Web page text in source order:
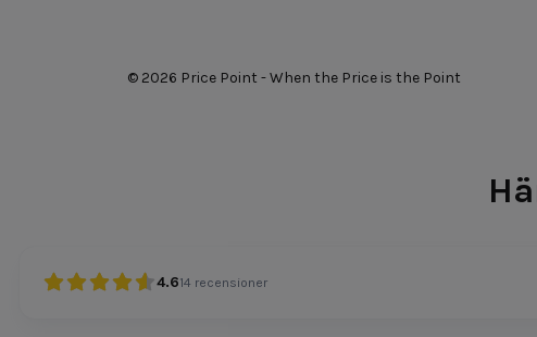
© 2026 Price Point - When the Price is the Point
4.614 recensioner